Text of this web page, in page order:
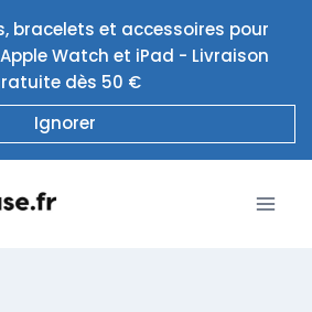
bracelets et accessoires pour
Apple Watch et iPad - Livraison
dès 50 €
Ignorer